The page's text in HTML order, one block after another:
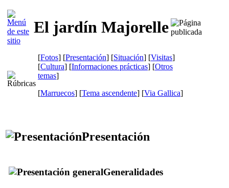
El jardín Majorelle
[Fotos] [Presentación] [Situación] [Visitas]
[Cultura] [Informaciones prácticas] [Otros
temas]
[Marruecos] [Tema ascendente] [Via Gallica]
Presentación
Generalidades